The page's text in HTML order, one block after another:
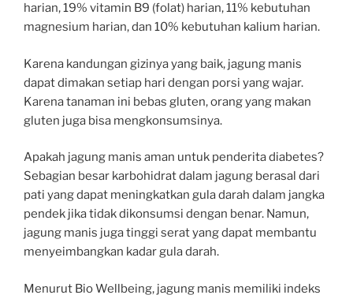
harian, 19% vitamin B9 (folat) harian, 11% kebutuhan
magnesium harian, dan 10% kebutuhan kalium harian.
Karena kandungan gizinya yang baik, jagung manis
dapat dimakan setiap hari dengan porsi yang wajar.
Karena tanaman ini bebas gluten, orang yang makan
gluten juga bisa mengkonsumsinya.
Apakah jagung manis aman untuk penderita diabetes?
Sebagian besar karbohidrat dalam jagung berasal dari
pati yang dapat meningkatkan gula darah dalam jangka
pendek jika tidak dikonsumsi dengan benar. Namun,
jagung manis juga tinggi serat yang dapat membantu
menyeimbangkan kadar gula darah.
Menurut Bio Wellbeing, jagung manis memiliki indeks